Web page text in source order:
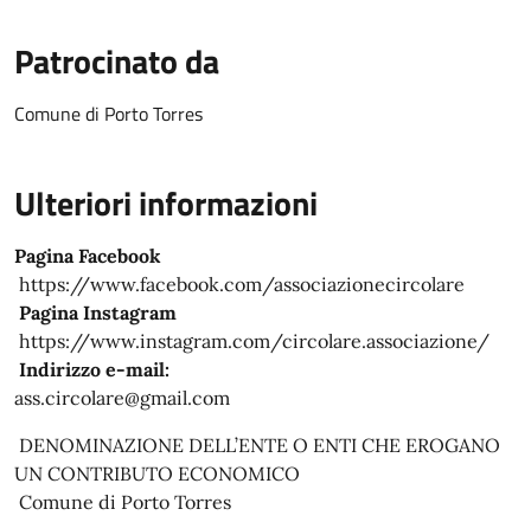
Patrocinato da
Comune di Porto Torres
Ulteriori informazioni
Pagina Facebook
https://www.facebook.com/associazionecircolare
Pagina Instagram
https://www.instagram.com/circolare.associazione/
Indirizzo e-mail:
ass.circolare@gmail.com
DENOMINAZIONE DELL’ENTE O ENTI CHE EROGANO
UN CONTRIBUTO ECONOMICO
Comune di Porto Torres